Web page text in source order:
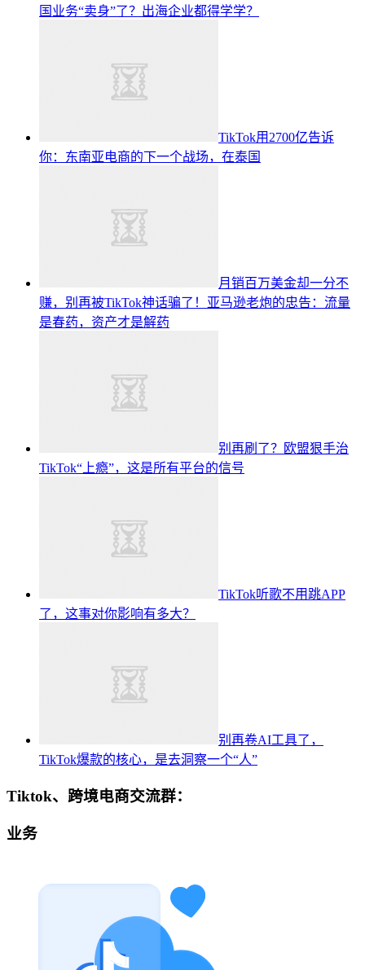
国业务“卖身”了？出海企业都得学学？
TikTok用2700亿告诉
你：东南亚电商的下一个战场，在泰国
月销百万美金却一分不
赚，别再被TikTok神话骗了！亚马逊老炮的忠告：流量
是春药，资产才是解药
别再刷了？欧盟狠手治
TikTok“上瘾”，这是所有平台的信号
TikTok听歌不用跳APP
了，这事对你影响有多大？
别再卷AI工具了，
TikTok爆款的核心，是去洞察一个“人”
Tiktok、跨境电商交流群：
业务